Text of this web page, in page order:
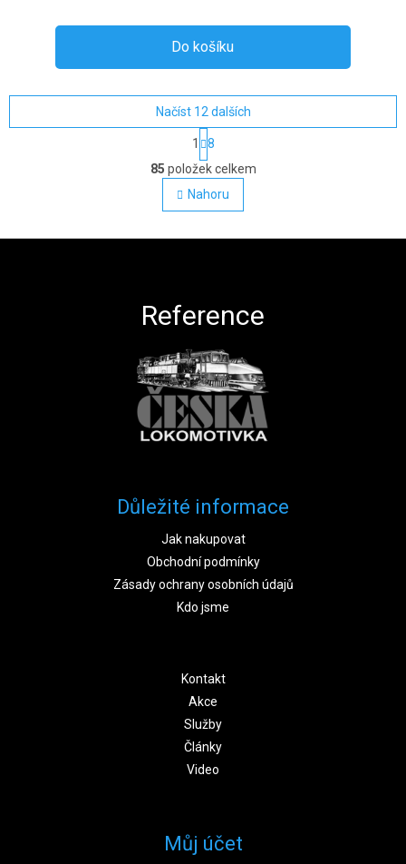
Do košíku
Ovládací prvky výpisu
Načíst 12 dalších
Stránkování
1
8
85 položek celkem
Nahoru
Reference
Důležité informace
Jak nakupovat
Obchodní podmínky
Zásady ochrany osobních údajů
Kdo jsme
Kontakt
Akce
Služby
Články
Video
Můj účet